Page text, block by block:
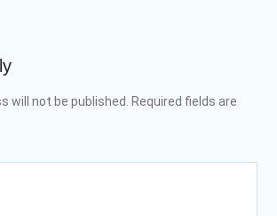
will not be published. Required fields are